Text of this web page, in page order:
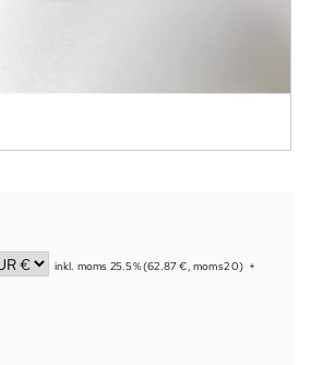
inkl. moms 25.5% (62.87 €, moms2 0) +